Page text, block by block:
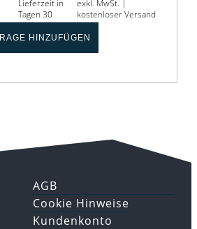
Lieferzeit in
Tagen 30
exkl. MwSt. |
kostenloser Versand
HINZUFÜGEN
AGB
Cookie Hinweise
Kundenkonto